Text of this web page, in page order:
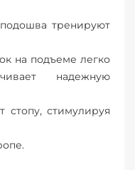
тренируют
на подъеме легко
надежную
стимулируя